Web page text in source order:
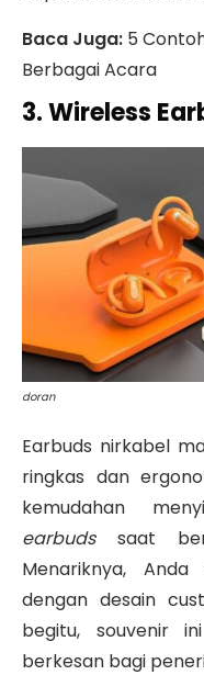
Baca Juga: 5
Berbagai Acara
3. Wireless
doran
Earbuds nirkabel
ringkas dan
kemudahan
earbudssaat
Menariknya,
dengan desain
begitu, souvenir
berkesan bagi